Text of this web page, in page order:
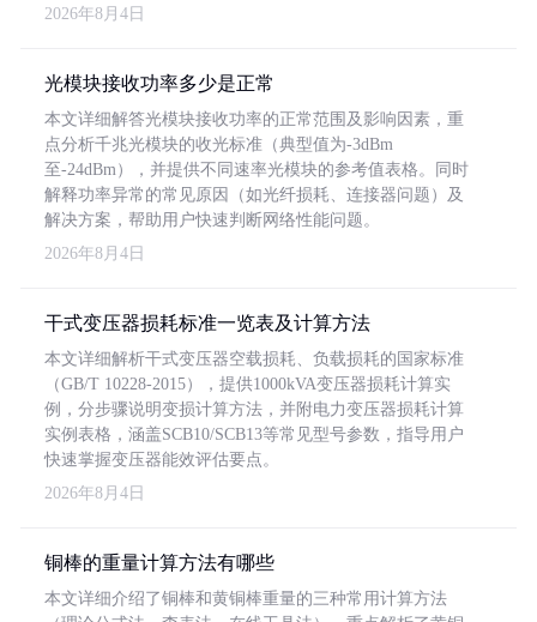
2026年8月4日
光模块接收功率多少是正常
本文详细解答光模块接收功率的正常范围及影响因素，重
点分析千兆光模块的收光标准（典型值为-3dBm
至-24dBm），并提供不同速率光模块的参考值表格。同时
解释功率异常的常见原因（如光纤损耗、连接器问题）及
解决方案，帮助用户快速判断网络性能问题。
2026年8月4日
干式变压器损耗标准一览表及计算方法
本文详细解析干式变压器空载损耗、负载损耗的国家标准
（GB/T 10228-2015），提供1000kVA变压器损耗计算实
例，分步骤说明变损计算方法，并附电力变压器损耗计算
实例表格，涵盖SCB10/SCB13等常见型号参数，指导用户
快速掌握变压器能效评估要点。
2026年8月4日
铜棒的重量计算方法有哪些
本文详细介绍了铜棒和黄铜棒重量的三种常用计算方法